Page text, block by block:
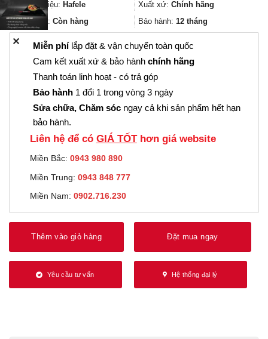
33.000₫.là:
24.000₫.
Thương hiệu: Hafele Xuất xứ: Chính hãng
Trạng thái: Còn hàng Bảo hành: 12 tháng
Miễn phílắp đặt & vận chuyển toàn quốc
Cam kết xuất xứ & bảo hành chính hãng
Thanh toán linh hoạt - có trả góp
Bảo hành 1 đổi 1 trong vòng 3 ngày
Sửa chữa, Chăm sóc ngay cả khi sản phẩm hết hạn
bảo hành.
Liên hệ để có GIÁ TỐThơn giá website
Miền Bắc: 0943 980 890
Miền Trung: 0943 848 777
Miền Nam: 0902.716.230
Thêm vào giỏ hàng Đặt mua ngay
Yêu cầu tư vấn Hệ thống đại lý
✕